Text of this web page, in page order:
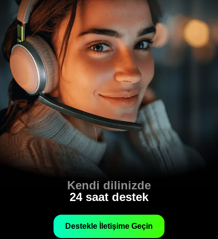
Kendi dilinizde
24 saat destek
Destekle İletişime Geçin